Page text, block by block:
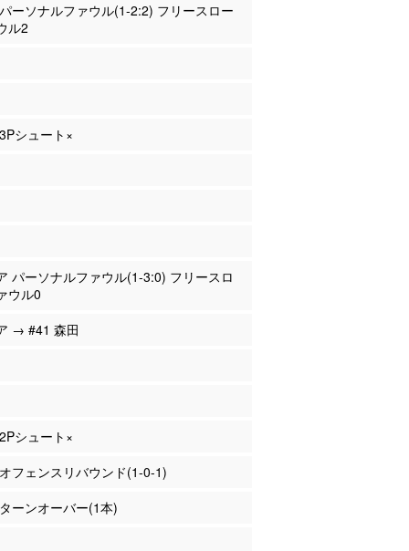
ーソナルファウル(1-2:2) フリースロー
ル2
シュート×
パーソナルファウル(1-3:0) フリースロ
ウル0
→ #41 森田
シュート×
フェンスリバウンド(1-0-1)
ーンオーバー(1本)